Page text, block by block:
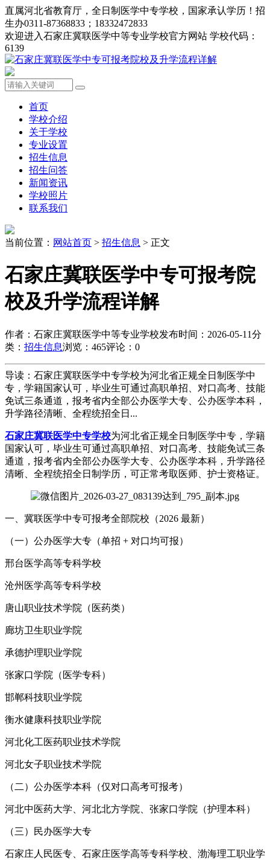
直属河北省教育厅，全日制医学中专学校，国家承认学历！招
生办0311-87368833；18332472833
欢迎进入石家庄冀联医学中等专业学校官方网站 学校代码：
6139
首页
学校介绍
关于学校
专业设置
招生信息
招生问答
新闻资讯
学校照片
联系我们
当前位置： 网站首页 > 招生信息 > 正文
石家庄冀联医学中专可报考院
校及升学流程详解
作者：石家庄冀联医学中等专业学校发布时间：2026-05-11分
类： 招生信息浏览：465评论：0
导读：石家庄冀联医学中专学校为河北省正规全日制医学中
专，学籍国家认可，毕业生可通过高职单招、对口高考、技能
免试三条通道，报考省内全部公办医学大专、公办医学本科，
升学路径清晰、全程统招全日...
石家庄冀联医学中专学校为河北省正规全日制医学中专，学籍
国家认可，毕业生可通过高职单招、对口高考、技能免试三条
通道，报考省内全部公办医学大专、公办医学本科，升学路径
清晰、全程统招全日制学历，可正常考取医师、护士资格证。
一、冀联医学中专可报考全部院校（2026 最新）
（一）公办医学大专（单招 + 对口均可报）
邢台医学高等专科学校
沧州医学高等专科学校
唐山职业技术学院（医药类）
廊坊卫生职业学院
承德护理职业学院
张家口学院（医学专科）
邯郸科技职业学院
衡水健康科技职业学院
河北化工医药职业技术学院
河北女子职业技术学院
（二）公办医学本科（仅对口高考可报考）
河北中医药大学、河北北方学院、张家口学院（护理本科）
（三）民办医学大专
石家庄人民医专、石家庄医学高等专科学校、渤海理工职业学